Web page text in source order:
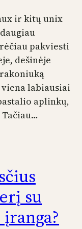
ir kitų unix
pakviesti
dešinėje
viena labiausiai
aplinkų,
su